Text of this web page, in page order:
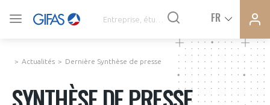
FR
Actualités Dernière Synthèse de presse
VOUS ÊTES ADHÉRENTS